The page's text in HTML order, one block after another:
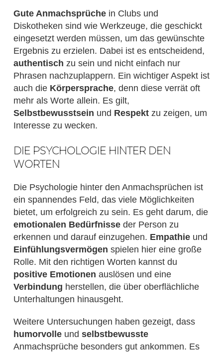
Gute Anmachsprüche in Clubs und
Diskotheken sind wie Werkzeuge, die geschickt
eingesetzt werden müssen, um das gewünschte
Ergebnis zu erzielen. Dabei ist es entscheidend,
authentisch zu sein und nicht einfach nur
Phrasen nachzuplappern. Ein wichtiger Aspekt ist
auch die Körpersprache, denn diese verrät oft
mehr als Worte allein. Es gilt,
Selbstbewusstsein und Respekt zu zeigen, um
Interesse zu wecken.
DIE PSYCHOLOGIE HINTER DEN
WORTEN
Die Psychologie hinter den Anmachsprüchen ist
ein spannendes Feld, das viele Möglichkeiten
bietet, um erfolgreich zu sein. Es geht darum, die
emotionalen Bedürfnisse der Person zu
erkennen und darauf einzugehen. Empathie und
Einfühlungsvermögen spielen hier eine große
Rolle. Mit den richtigen Worten kannst du
positive Emotionen auslösen und eine
Verbindung herstellen, die über oberflächliche
Unterhaltungen hinausgeht.
Weitere Untersuchungen haben gezeigt, dass
humorvolle und selbstbewusste
Anmachsprüche besonders gut ankommen. Es